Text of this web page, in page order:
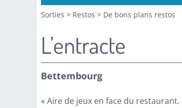
Sorties > Restos > De bons plans restos
L’entracte
Bettembourg
« Aire de jeux en face du